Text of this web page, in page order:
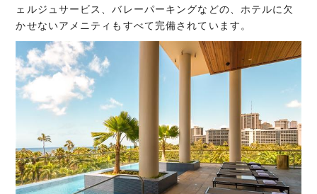
ェルジュサービス、バレーパーキングなどの、ホテルに欠
かせないアメニティもすべて完備されています。